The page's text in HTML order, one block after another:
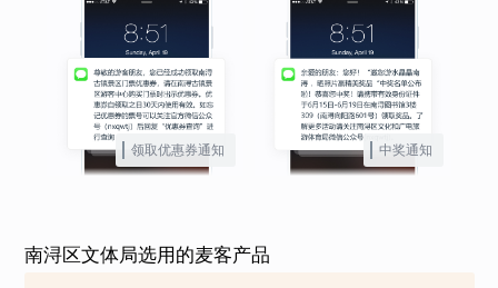
领取优惠券通知 中奖通知
南浔区文体局选用的麦客产品